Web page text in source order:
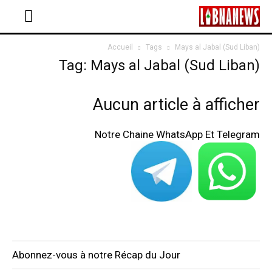
Accueil Tags Mays al Jabal (Sud Liban)
Tag: Mays al Jabal (Sud Liban)
Aucun article à afficher
Notre Chaine WhatsApp Et Telegram
Abonnez-vous à notre Récap du Jour